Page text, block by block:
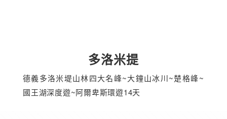
多洛米提
德義多洛米堤山林四大名峰~大鐘山冰川~楚格峰~
國王湖深度遊~阿爾卑斯環遊14天